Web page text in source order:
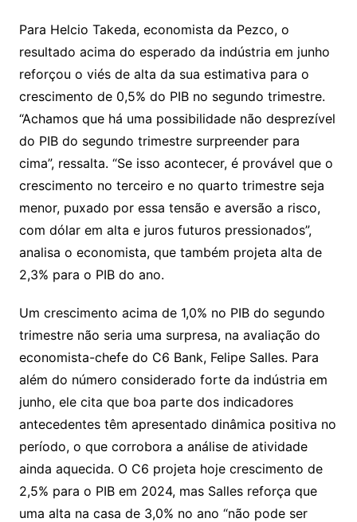
Para Helcio Takeda, economista da Pezco, o
resultado acima do esperado da indústria em junho
reforçou o viés de alta da sua estimativa para o
crescimento de 0,5% do PIB no segundo trimestre.
“Achamos que há uma possibilidade não desprezível
do PIB do segundo trimestre surpreender para
cima”, ressalta. “Se isso acontecer, é provável que o
crescimento no terceiro e no quarto trimestre seja
menor, puxado por essa tensão e aversão a risco,
com dólar em alta e juros futuros pressionados”,
analisa o economista, que também projeta alta de
2,3% para o PIB do ano.
Um crescimento acima de 1,0% no PIB do segundo
trimestre não seria uma surpresa, na avaliação do
economista-chefe do C6 Bank, Felipe Salles. Para
além do número considerado forte da indústria em
junho, ele cita que boa parte dos indicadores
antecedentes têm apresentado dinâmica positiva no
período, o que corrobora a análise de atividade
ainda aquecida. O C6 projeta hoje crescimento de
2,5% para o PIB em 2024, mas Salles reforça que
uma alta na casa de 3,0% no ano “não pode ser